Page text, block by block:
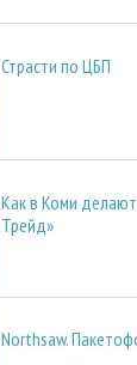
Страсти по ЦБП
Как в Коми
Трейд»
Northsaw.